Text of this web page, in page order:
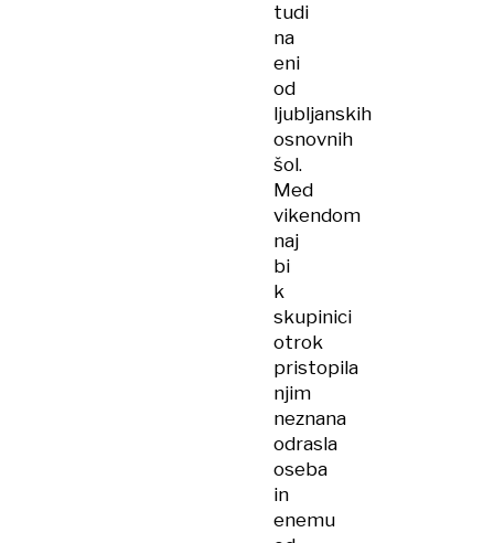
tudi
na
eni
od
ljubljanskih
osnovnih
šol.
Med
vikendom
naj
bi
k
skupinici
otrok
pristopila
njim
neznana
odrasla
oseba
in
enemu